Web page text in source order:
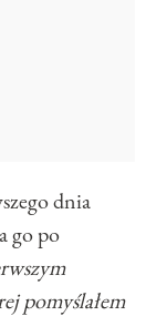
dnia
go po
pomyślałem